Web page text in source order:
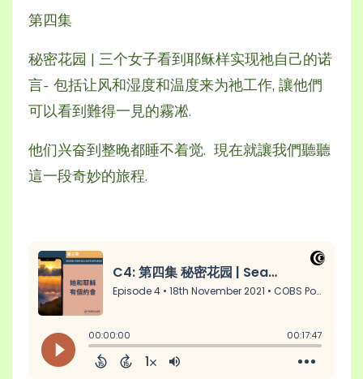
第四集
秘密花园 | 三个女子看到耶稣样实现祂自己的诺
言- 包括让风和湿度和温度来为祂工作, 讓他們
可以看到難得一見的霧凇.
他们兴奋到整晚都睡不着觉. 現在就讓我們聽聽
這一段奇妙的旅程.